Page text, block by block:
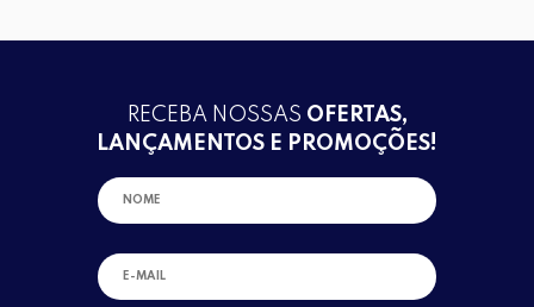
RECEBA NOSSAS OFERTAS,
LANÇAMENTOS E PROMOÇÕES!